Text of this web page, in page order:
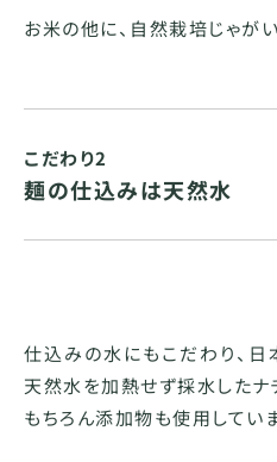
お米の他に、自然栽培じゃが
こだわり2
麺の仕込みは天然水
仕込みの水にもこだわり、
天然水を加熱せず採水したナ
もちろん添加物も使用してい